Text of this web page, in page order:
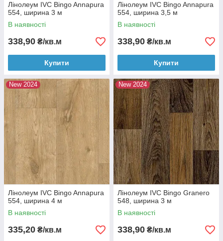
Лінолеум IVC Bingo Annapura
554, ширина 3 м
В наявності
338,90 ₴/кв.м
Купити
Лінолеум IVC Bingo Annapura
554, ширина 3,5 м
В наявності
338,90 ₴/кв.м
Купити
New 2024
Лінолеум IVC Bingo Annapura
554, ширина 4 м
В наявності
335,20 ₴/кв.м
New 2024
Лінолеум IVC Bingo Granero
548, ширина 3 м
В наявності
338,90 ₴/кв.м